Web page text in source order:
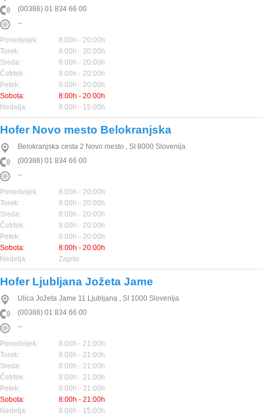
(00386) 01 834 66 00
--
Ponedeljek:
8:00h - 20:00h
Torek:
8:00h - 20:00h
Sreda:
8:00h - 20:00h
Četrtek:
8:00h - 20:00h
Petek:
8:00h - 20:00h
Sobota:
8:00h - 20:00h
Nedelja:
8:00h - 15:00h
Hofer Novo mesto Belokranjska
Belokranjska cesta 2 Novo mesto , SI 8000 Slovenija
(00386) 01 834 66 00
--
Ponedeljek:
8:00h - 20:00h
Torek:
8:00h - 20:00h
Sreda:
8:00h - 20:00h
Četrtek:
8:00h - 20:00h
Petek:
8:00h - 20:00h
Sobota:
8:00h - 20:00h
Nedelja:
Zaprto
Hofer Ljubljana Jožeta Jame
Ulica Jožeta Jame 11 Ljubljana , SI 1000 Slovenija
(00386) 01 834 66 00
--
Ponedeljek:
8:00h - 21:00h
Torek:
8:00h - 21:00h
Sreda:
8:00h - 21:00h
Četrtek:
8:00h - 21:00h
Petek:
8:00h - 21:00h
Sobota:
8:00h - 21:00h
Nedelja:
8:00h - 15:00h